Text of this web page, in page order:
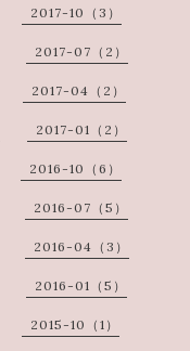
2017-10（3）
2017-07（2）
2017-04（2）
2017-01（2）
2016-10（6）
2016-07（5）
2016-04（3）
2016-01（5）
2015-10（1）